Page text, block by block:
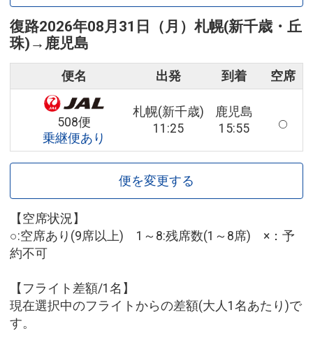
復路2026年08月31日（月） 札幌(新千歳・丘
珠) → 鹿児島
便名 出発 到着 空席
508便
乗継便あり
札幌(新千歳)
11:25
鹿児島
15:55
便を変更する
【空席状況】
○:空席あり(9席以上) 1～8:残席数(1～8席) ×：予
約不可
【フライト差額/1名】
現在選択中のフライトからの差額(大人1名あたり)で
す。